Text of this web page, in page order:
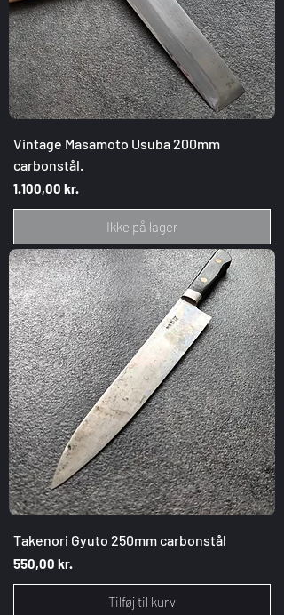
Vintage Masamoto Usuba 200mm
carbonstål.
Pris
1.100,00 kr.
Ikke på lager
Takenori Gyuto 250mm carbonstål
Pris
550,00 kr.
Tilføj til kurv